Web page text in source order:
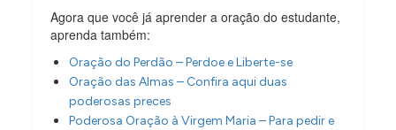
Agora que você já aprender a oração do estudante,
aprenda também:
Oração do Perdão – Perdoe e Liberte-se
Oração das Almas – Confira aqui duas
poderosas preces
Poderosa Oração à Virgem Maria – Para pedir e